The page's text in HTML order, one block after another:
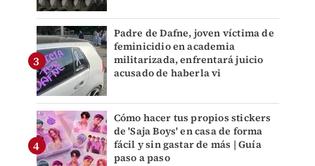
Padre de Dafne, joven víctima de
feminicidio en academia
militarizada, enfrentará juicio
acusado de haberla vi
Cómo hacer tus propios stickers
de 'Saja Boys' en casa de forma
fácil y sin gastar de más | Guía
paso a paso